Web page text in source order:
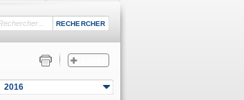
2016